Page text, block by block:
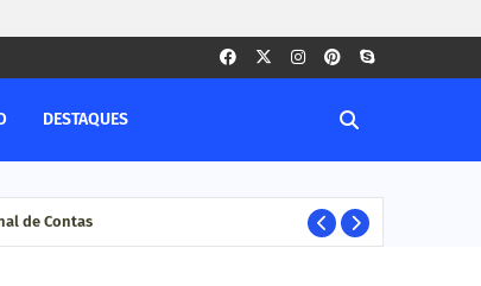
DESTAQUES
de Contas